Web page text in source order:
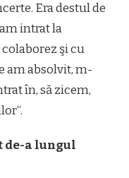
Era destul de
intrat la
şi cu
am absolvit, m-
în, să zicem,
de-a lungul